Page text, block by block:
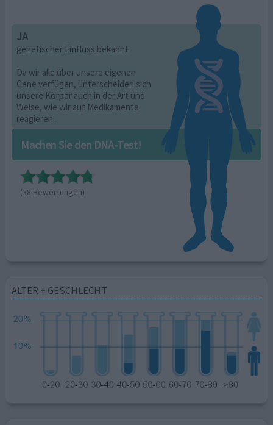
JA
genetischer Einfluss bekannt
Da wir alle über unsere eigenen
Gene verfügen, unterscheiden sich
unsere Körper auch in der Art und
Weise, wie wir auf Medikamente
reagieren.
Machen Sie den DNA-Test!
(38 Bewertungen)
ALTER + GESCHLECHT